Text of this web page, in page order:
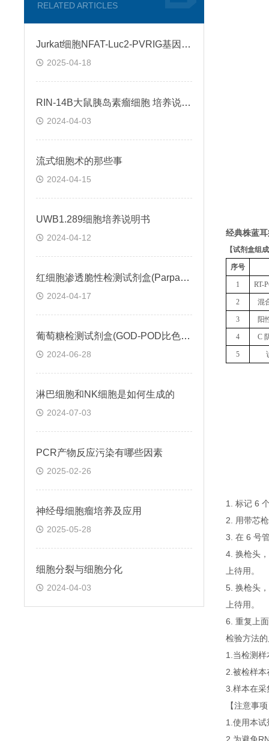
RELATED ARTICLES
Jurkat细胞NFAT-Luc2-PVRIG基因过表达稳转株的构建与意义
2025-04-18
RIN-14B大鼠胰岛素瘤细胞 培养说明书
2024-04-03
流式细胞术的那些事
2024-04-15
UWB1.289细胞培养说明书
2024-04-12
红细胞渗透脆性检测试剂盒(Parpart比色法)操作步骤
2024-04-17
葡萄糖检测试剂盒(GOD-POD比色法)説明书
2024-06-28
淋巴细胞和NK细胞是如何生成的
2024-07-03
PCR产物反应污染有哪些因素
2025-02-26
神经母细胞瘤培养及应用
2025-05-28
细胞分裂与细胞分化
2024-04-03
经典株蓝
【试剂盒组成
序号
1 RT-
2 混
3 阳
4 C
5
1. 标记 6
2. 用带芯
3. 在 6 号
4. 换枪头
上待用。
5. 换枪头
上待用。
6. 重复上
检验方法
1.当检测
2.被检样
3.样本在采
【注意事
1.使用本